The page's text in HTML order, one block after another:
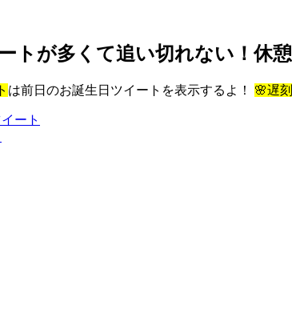
トが多くて追い切れない！休憩
は前日のお誕生日ツイートを表示するよ！ 🌸遅
ート